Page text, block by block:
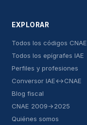
EXPLORAR
Todos los códigos CNAE
Todos los epígrafes IAE
Perfiles y profesiones
Conversor IAE↔CNAE
Blog fiscal
CNAE 2009→2025
Quiénes somos